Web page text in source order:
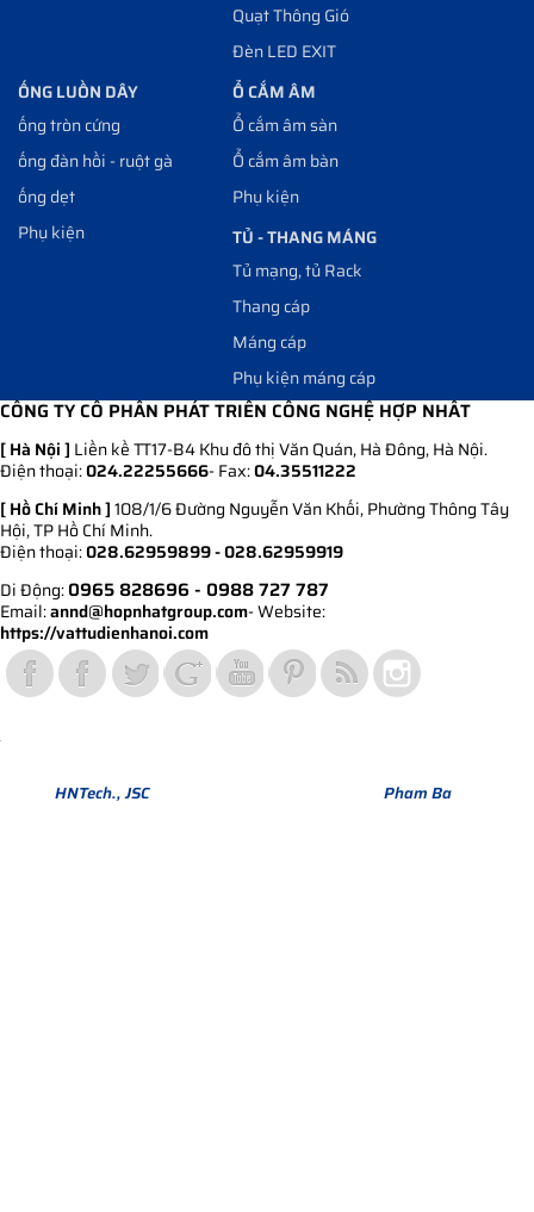
Quạt Thông Gió
Đèn LED EXIT
ỐNG LUỒN DÂY
ống tròn cứng
ống đàn hồi - ruột gà
ống dẹt
Phụ kiện
Ổ CẮM ÂM
Ổ cắm âm sàn
Ổ cắm âm bàn
Phụ kiện
TỦ - THANG MÁNG
Tủ mạng, tủ Rack
Thang cáp
Máng cáp
Phụ kiện máng cáp
CÔNG TY CỔ PHẦN PHÁT TRIỂN CÔNG NGHỆ HỢP NHẤT
[ Hà Nội ] Liền kề TT17-B4 Khu đô thị Văn Quán, Hà Đông, Hà Nội.
Điện thoại:024.22255666- Fax:04.35511222
[ Hồ Chí Minh ]108/1/6 Đường Nguyễn Văn Khối, Phường Thông Tây
Hội, TP Hồ Chí Minh.
Điện thoại:028.62959899 - 028.62959919
Di Động:0965 828696 - 0988 727 787
Email:annd@hopnhatgroup.com- Website:
https://vattudienhanoi.com
HNTech., JSC Pham Ba